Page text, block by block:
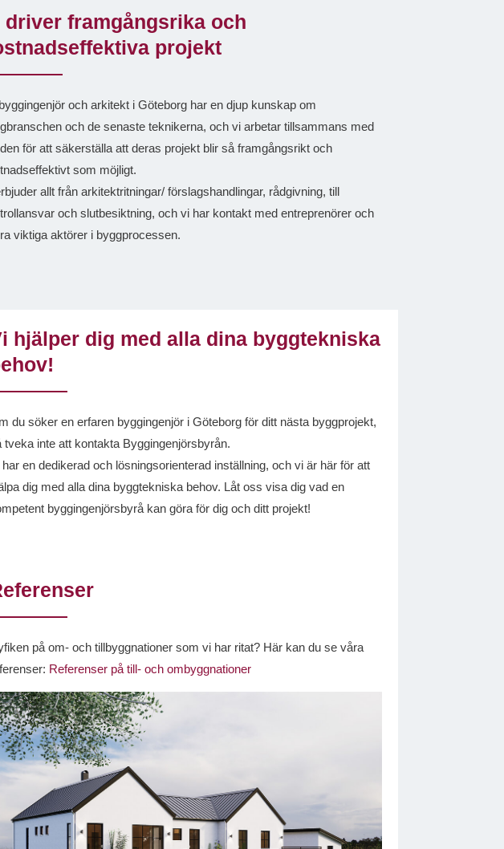
driver framgångsrika och
projekt
och arkitekt i Göteborg har en djup kunskap om
och de senaste teknikerna, och vi arbetar tillsammans med
för att säkerställa att deras projekt blir så framgångsrikt och
som möjligt.
allt från arkitektritningar/ förslagshandlingar, rådgivning, till
och slutbesiktning, och vi har kontakt med entreprenörer och
viktiga aktörer i byggprocessen.
hjälper dig med alla dina byggtekniska
du söker en erfaren byggingenjör i Göteborg för ditt nästa byggprojekt,
tveka inte att kontakta Byggingenjörsbyrån.
har en dedikerad och lösningsorienterad inställning, och vi är här för att
dig med alla dina byggtekniska behov. Låt oss visa dig vad en
byggingenjörsbyrå kan göra för dig och ditt projekt!
på om- och tillbyggnationer som vi har ritat? Här kan du se våra
Referenser på till- och ombyggnationer